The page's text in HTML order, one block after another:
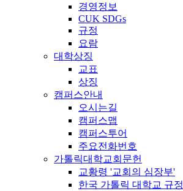
경영정보
CUK SDGs
규정
요람
대학상징
교표
상징
캠퍼스안내
오시는길
캠퍼스맵
캠퍼스투어
주요전화번호
가톨릭대학교회문헌
교황령 '교회의 심장부'
한국 가톨릭 대학교 규정